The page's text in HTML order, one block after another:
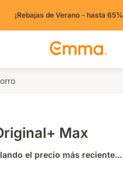
¡Rebajas de Verano - hasta
Max
el precio más reciente...